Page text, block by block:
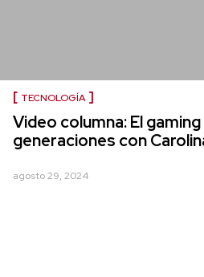
TECNOLOGÍA
Video columna: El
generaciones con
agosto 29, 2024